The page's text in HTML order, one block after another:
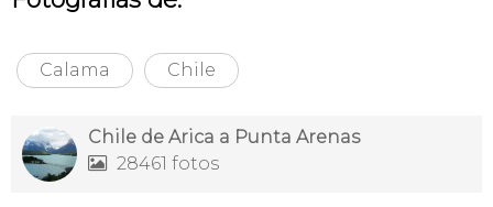
Calama Chile
Chile de Arica a Punta Arenas
 28461 fotos